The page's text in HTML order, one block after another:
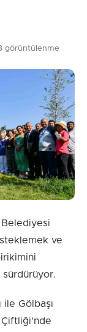
görüntülenme
ve
sürdürüyor.
ile Gölbaşı